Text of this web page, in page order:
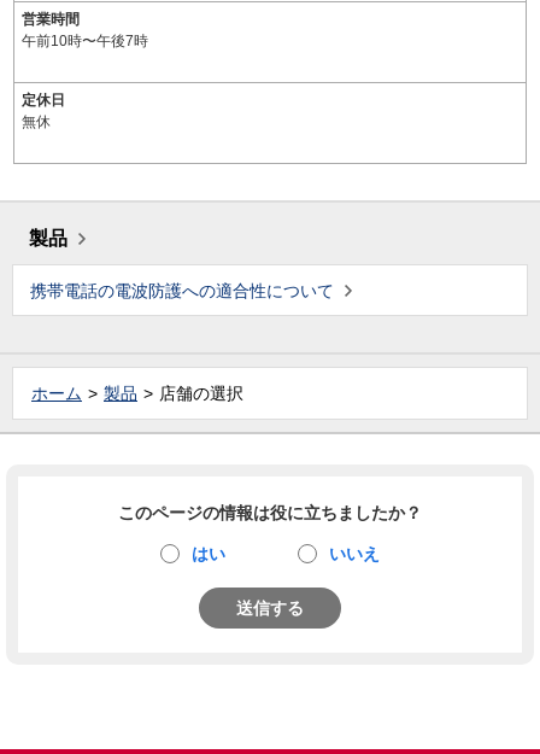
営業時間
午前10時〜午後7時
定休日
無休
製品
携帯電話の電波防護への適合性について
ホーム 製品 店舗の選択
このページの情報は役に立ちましたか？
はい いいえ
送信する